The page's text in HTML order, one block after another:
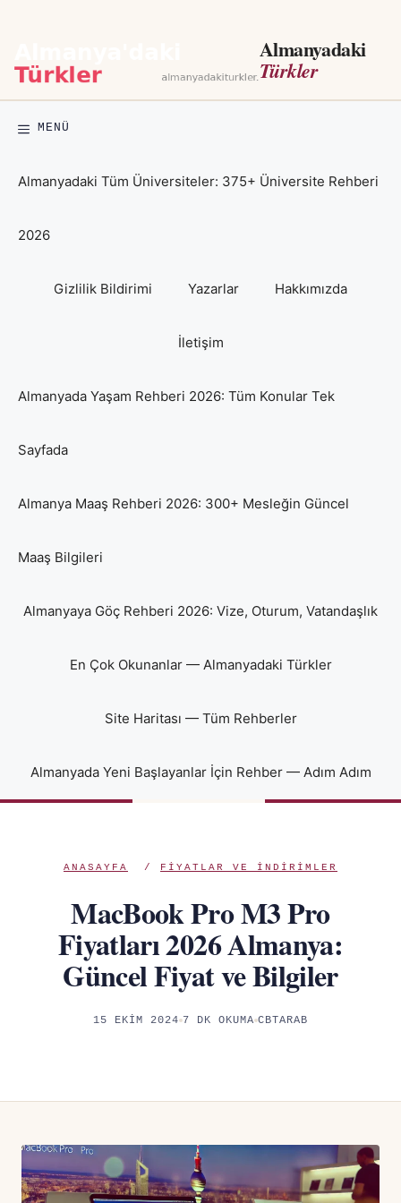
Almanyadaki
Türkler
MENÜ
Almanyadaki Tüm Üniversiteler: 375+ Üniversite Rehberi
2026
Gizlilik Bildirimi Yazarlar Hakkımızda
İletişim
Almanyada Yaşam Rehberi 2026: Tüm Konular Tek
Sayfada
Almanya Maaş Rehberi 2026: 300+ Mesleğin Güncel
Maaş Bilgileri
Almanyaya Göç Rehberi 2026: Vize, Oturum, Vatandaşlık
En Çok Okunanlar — Almanyadaki Türkler
Site Haritası — Tüm Rehberler
Almanyada Yeni Başlayanlar İçin Rehber — Adım Adım
ANASAYFA / FIYATLAR VE INDIRIMLER
MacBook Pro M3 Pro
Fiyatları 2026 Almanya:
Güncel Fiyat ve Bilgiler
15 EKIM 2024 7 DK OKUMA CBTARAB